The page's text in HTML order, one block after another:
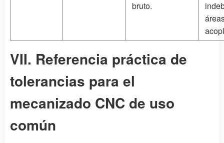
bruto.
VII. Referencia práctica de
tolerancias para el
mecanizado CNC de uso
común